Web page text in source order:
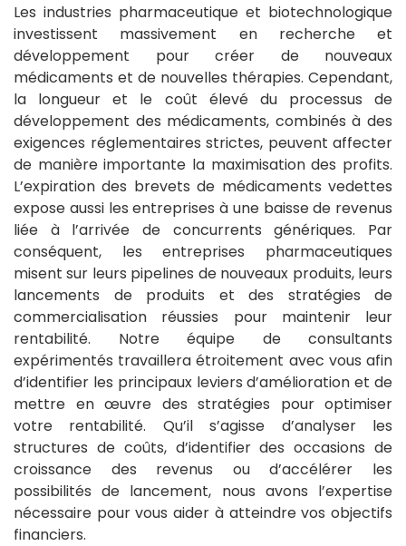
Les industries pharmaceutique et biotechnologique
investissent massivement en recherche et
développement pour créer de nouveaux
médicaments et de nouvelles thérapies. Cependant,
la longueur et le coût élevé du processus de
développement des médicaments, combinés à des
exigences réglementaires strictes, peuvent affecter
de manière importante la maximisation des profits.
L’expiration des brevets de médicaments vedettes
expose aussi les entreprises à une baisse de revenus
liée à l’arrivée de concurrents génériques. Par
conséquent, les entreprises pharmaceutiques
misent sur leurs pipelines de nouveaux produits, leurs
lancements de produits et des stratégies de
commercialisation réussies pour maintenir leur
rentabilité. Notre équipe de consultants
expérimentés travaillera étroitement avec vous afin
d’identifier les principaux leviers d’amélioration et de
mettre en œuvre des stratégies pour optimiser
votre rentabilité. Qu’il s’agisse d’analyser les
structures de coûts, d’identifier des occasions de
croissance des revenus ou d’accélérer les
possibilités de lancement, nous avons l’expertise
nécessaire pour vous aider à atteindre vos objectifs
financiers.